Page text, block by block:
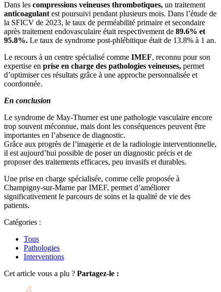
Dans les compressions veineuses thrombotiques, un traitement
anticoagulant est poursuivi pendant plusieurs mois. Dans l’étude de
la SFICV de 2023, le taux de perméabilité primaire et secondaire
après traitement endovasculaire était respectivement de 89.6% et
95.8%. Le taux de syndrome post-phlébitique était de 13.8% à 1 an.
Le recours à un centre spécialisé comme IMEF, reconnu pour son
expertise en prise en charge des pathologies veineuses, permet
d’optimiser ces résultats grâce à une approche personnalisée et
coordonnée.
En conclusion
Le syndrome de May-Thurner est une pathologie vasculaire encore
trop souvent méconnue, mais dont les conséquences peuvent être
importantes en l’absence de diagnostic.
Grâce aux progrès de l’imagerie et de la radiologie interventionnelle,
il est aujourd’hui possible de poser un diagnostic précis et de
proposer des traitements efficaces, peu invasifs et durables.
Une prise en charge spécialisée, comme celle proposée à
Champigny-sur-Marne par IMEF, permet d’améliorer
significativement le parcours de soins et la qualité de vie des
patients.
Catégories :
Tous
Pathologies
Interventions
Cet article vous a plu ? Partagez-le :